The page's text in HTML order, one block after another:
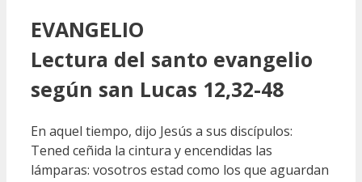
EVANGELIO
Lectura del santo evangelio
según san Lucas 12,32-48
En aquel tiempo, dijo Jesús a sus discípulos:
Tened ceñida la cintura y encendidas las
lámparas: vosotros estad como los que aguardan